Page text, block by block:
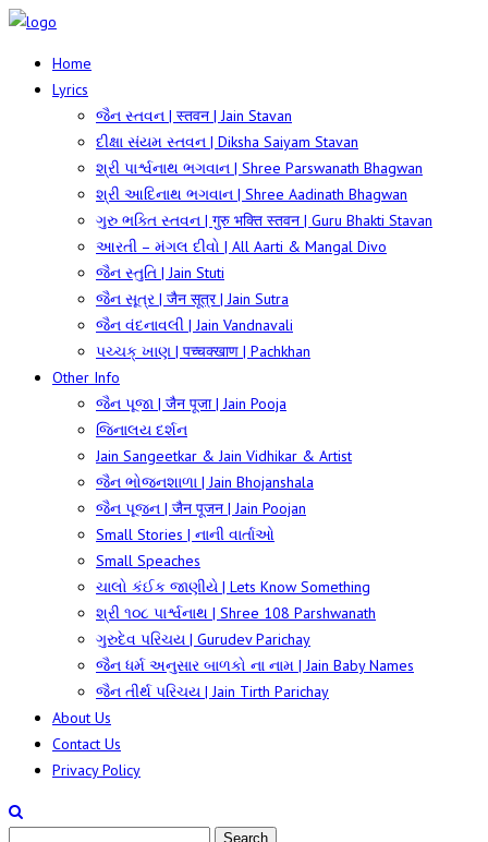
Home
Lyrics
જૈન સ્તવન | स्तवन | Jain Stavan
દીક્ષા સંયમ સ્તવન | Diksha Saiyam Stavan
શ્રી પાર્શ્વનાથ ભગવાન | Shree Parswanath Bhagwan
શ્રી આદિનાથ ભગવાન | Shree Aadinath Bhagwan
ગુરુ ભક્તિ સ્તવન | गुरु भक्ति स्तवन | Guru Bhakti Stavan
આરતી – મંગલ દીવો | All Aarti & Mangal Divo
જૈન સ્તુતિ | Jain Stuti
જૈન સૂત્ર | जैन सूत्र | Jain Sutra
જૈન વંદનાવલી | Jain Vandnavali
પચ્ચક્ ખાણ | पच्चक्खाण | Pachkhan
Other Info
જૈન પૂજા | जैन पूजा | Jain Pooja
જિનાલય દર્શન
Jain Sangeetkar & Jain Vidhikar & Artist
જૈન ભોજનશાળા | Jain Bhojanshala
જૈન પૂજન | जैन पूजन | Jain Poojan
Small Stories | નાની વાર્તાઓ
Small Speaches
ચાલો કંઈક જાણીયે | Lets Know Something
શ્રી ૧૦૮ પાર્શ્વનાથ | Shree 108 Parshwanath
ગુરુદેવ પરિચય | Gurudev Parichay
જૈન ધર્મ અનુસાર બાળકો ના નામ | Jain Baby Names
જૈન તીર્થ પરિચય | Jain Tirth Parichay
About Us
Contact Us
Privacy Policy